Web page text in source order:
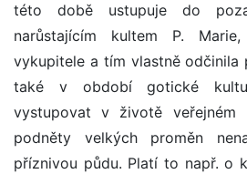
této době ustupuje do
narůstajícím kultem P.
vykupitele a tím vlastně odčinila
také v období gotické
vystupovat v životě veřejném
podněty velkých proměn
příznivou půdu. Platí to např. o